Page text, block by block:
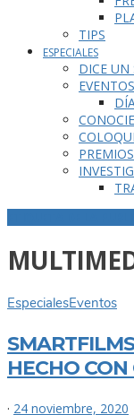
TIPS
ESPECIALES
DICE UN
EVENTOS
EspecialesEventos
HECHO
· 24 noviembre, 2020